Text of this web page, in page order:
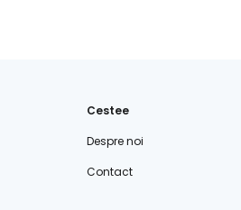
Cestee
Despre noi
Contact